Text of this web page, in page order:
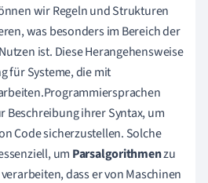
wir Regeln und Strukturen
was besonders im Bereich der
ist. Diese Herangehensweise
für Systeme, die mit
Beschreibung ihrer Syntax, um
Code sicherzustellen. Solche
um Parsalgorithmenzu
dass er von Maschinen